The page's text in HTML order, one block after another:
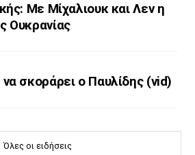
Με Μίχαλιουκ και Λεν η
Ουκρανίας
σκοράρει ο Παυλίδης (vid)
Ζαλγκίρις ο Κίναν Έβανς
Όλες οι ειδήσεις